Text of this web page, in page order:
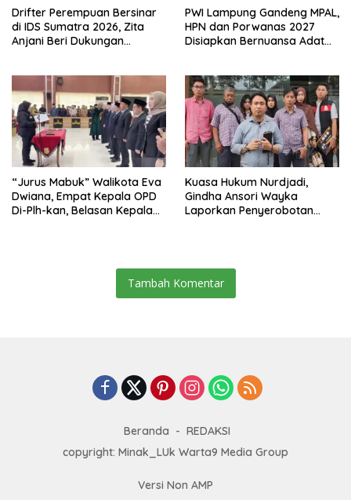
Drifter Perempuan Bersinar
di IDS Sumatra 2026, Zita
Anjani Beri Dukungan
PWI Lampung Gandeng MPAL,
HPN dan Porwanas 2027
Disiapkan Bernuansa Adat
“Jurus Mabuk” Walikota Eva
Dwiana, Empat Kepala OPD
Di-Plh-kan, Belasan Kepala
Kuasa Hukum Nurdjadi,
Gindha Ansori Wayka
Laporkan Penyerobotan
Tambah Komentar
Beranda
REDAKSI
copyright: Minak_LUk Warta9 Media Group
Versi Non AMP